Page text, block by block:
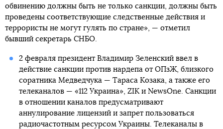
обвинению должны быть не только санкции, должны быть
проведены соответствующие следственные действия и
террористы не могут гулять по стране», — отметил
бывший секретарь СНБО.
2 февраля президент Владимир Зеленский ввел в
действие санкции против нардепа от ОПзЖ, близкого
соратника Медведчука — Тараса Козака, а также его
телеканалов — «112 Украина», ZIK и NewsOne. Санкции
в отношении каналов предусматривают
аннулирование лицензий и запрет пользоваться
радиочастотным ресурсом Украины. Телеканалы в